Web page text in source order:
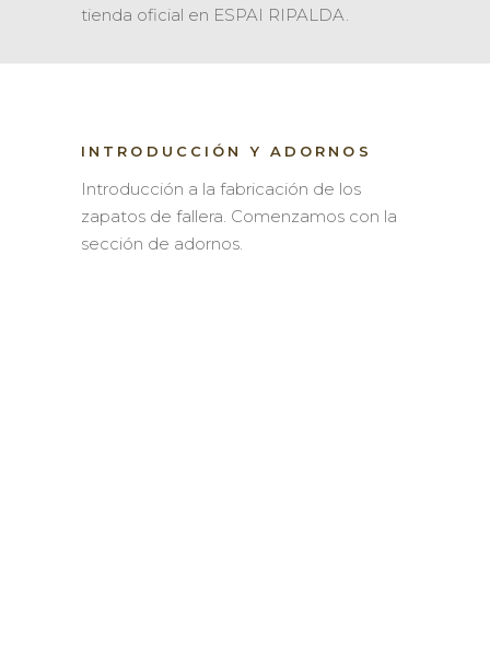
tienda oficial en ESPAI RIPALDA.
INTRODUCCIÓN Y ADORNOS
Introducción a la fabricación de los
zapatos de fallera. Comenzamos con la
sección de adornos.